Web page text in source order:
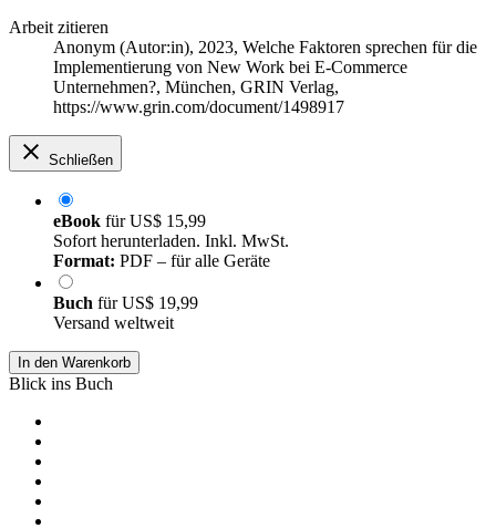
Arbeit zitieren
Anonym (Autor:in), 2023, Welche Faktoren sprechen für die
Implementierung von New Work bei E-Commerce
Unternehmen?, München, GRIN Verlag,
https://www.grin.com/document/1498917
Schließen
eBook fürUS$ 15,99
Sofort herunterladen. Inkl. MwSt.
Format: PDF – für alle Geräte
Buch fürUS$ 19,99
Versand weltweit
In den Warenkorb
Blick ins Buch